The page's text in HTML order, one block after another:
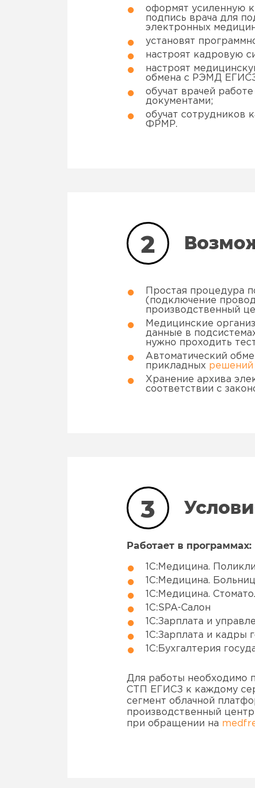
оформят усиленную
подпись врача для
электронных
установят
настроят кадровую
настроят
обмена с РЭМД
обучат врачей
документами;
обучат сотрудников
ФРМР.
2
Простая процедура
(подключение
производственный
Медицинские
данные в
нужно проходить
Автоматический
прикладных решений
Хранение архива
соответствии с
3
Работает в программах:
1С:Медицина.
1С:Медицина.
1С:Медицина.
1С:SPA-Cалон
1С:Зарплата и
1С:Зарплата и кадры
1С:Бухгалтерия
Для работы необходимо
СТП ЕГИСЗ к каждому
сегмент облачной
производственный
при обращении на